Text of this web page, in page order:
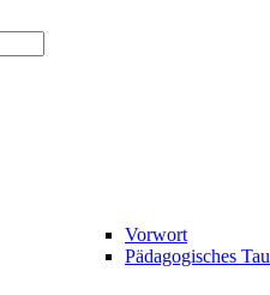
Vorwort
Pädagogisches